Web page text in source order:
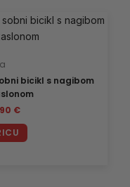
bicikl s nagibom
€
Trenutna
cijena
je: